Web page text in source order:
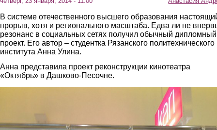
В системе отечественного высшего образования
прорыв, хотя и регионального масштаба. Едва ли не
резонанс в социальных сетях получил обычный дипломный
проект. Его автор – студентка Рязанского политехнического
института Анна Улина.
Анна представила проект реконструкции кинотеатра
«Октябрь» в Дашково-Песочне.